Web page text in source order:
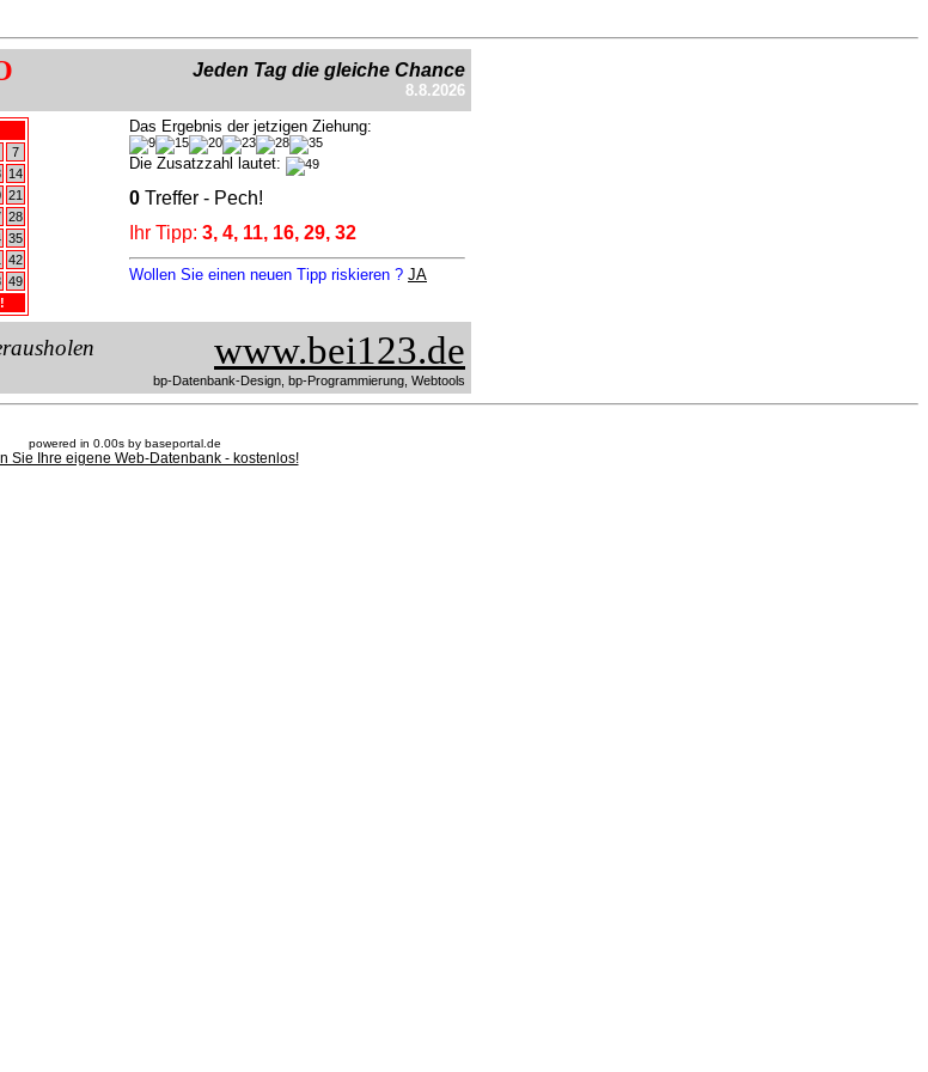
Jeden Tag die gleiche Chance
8.8.2026
7
14
21
28
35
42
49
Das Ergebnis der jetzigen Ziehung:
Die Zusatzzahl lautet:
0 Treffer - Pech!
Ihr Tipp: 3, 4, 11, 16, 29, 32
Wollen Sie einen neuen Tipp riskieren ? JA
www.bei123.de
bp-Datenbank-Design, bp-Programmierung, Webtools
powered in 0.00s by baseportal.de
Sie Ihre eigene Web-Datenbank - kostenlos!